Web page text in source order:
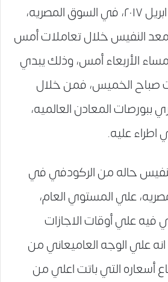
الخميس الموافق ٢٠ ابريل ٢٠١٧، في السوق المصريه،
النفيس خلال تعاملات أمس
مساء الأربعاء أمس، وذلك يبدي
صباح الخميس، فمن خلال
ببورصات المعادن العالميه،
اطراء عليه.
حاله من الركودفي في
علي المستوي العام،
فيه علي أوقات الاجازات
انه علي الوجه العاميعاني من
أسعاره التي باتت اعلي من